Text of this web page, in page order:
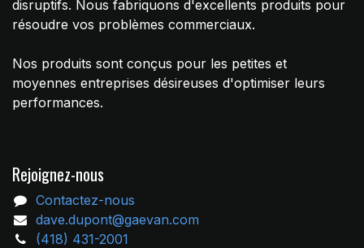
disruptifs. Nous fabriquons d'excellents produits pour
résoudre vos problèmes commerciaux.
Nos produits sont conçus pour les petites et
moyennes entreprises désireuses d'optimiser leurs
performances.
Rejoignez-nous
Contactez-nous
dave.dupont@gaevan.com
(418) 431-2001